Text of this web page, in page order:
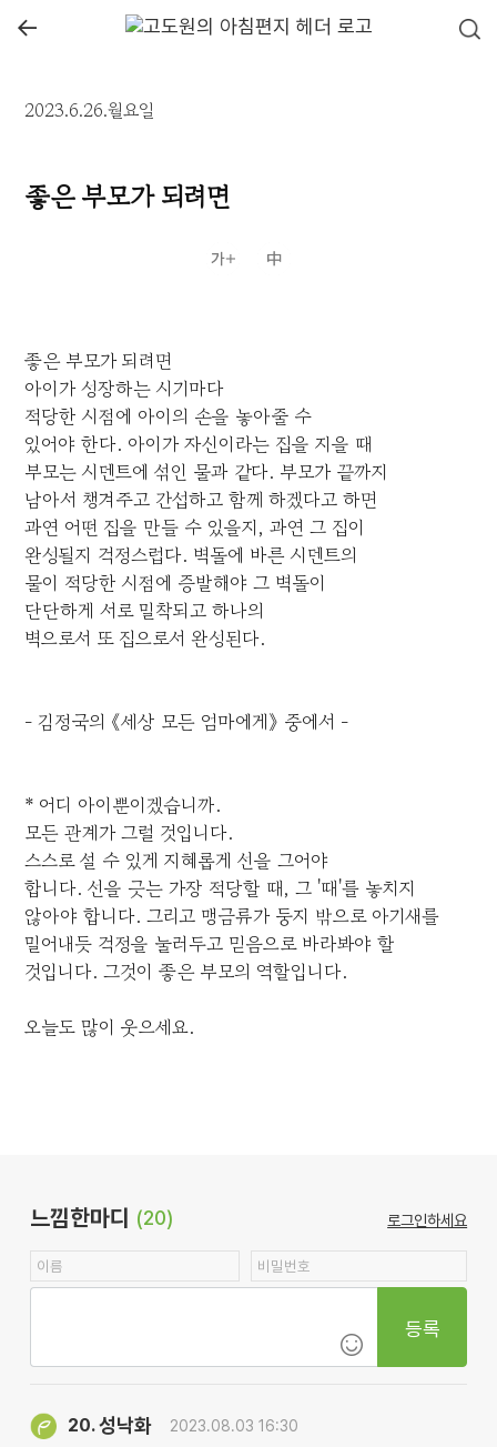
←
2023.6.26.월요일
좋은 부모가 되려면
좋은 부모가 되려면
아이가 성장하는 시기마다
적당한 시점에 아이의 손을 놓아줄 수
있어야 한다. 아이가 자신이라는 집을 지을 때
부모는 시멘트에 섞인 물과 같다. 부모가 끝까지
남아서 챙겨주고 간섭하고 함께 하겠다고 하면
과연 어떤 집을 만들 수 있을지, 과연 그 집이
완성될지 걱정스럽다. 벽돌에 바른 시멘트의
물이 적당한 시점에 증발해야 그 벽돌이
단단하게 서로 밀착되고 하나의
벽으로서 또 집으로서 완성된다.
- 김정국의 《세상 모든 엄마에게》 중에서 -
* 어디 아이뿐이겠습니까.
모든 관계가 그럴 것입니다.
스스로 설 수 있게 지혜롭게 선을 그어야
합니다. 선을 긋는 가장 적당할 때, 그 '때'를 놓치지
않아야 합니다. 그리고 맹금류가 둥지 밖으로 아기새를
밀어내듯 걱정을 눌러두고 믿음으로 바라봐야 할
것입니다. 그것이 좋은 부모의 역할입니다.
오늘도 많이 웃으세요.
느낌한마디 (20) 로그인하세요
등록
20.성낙화 2023.08.03 16:30